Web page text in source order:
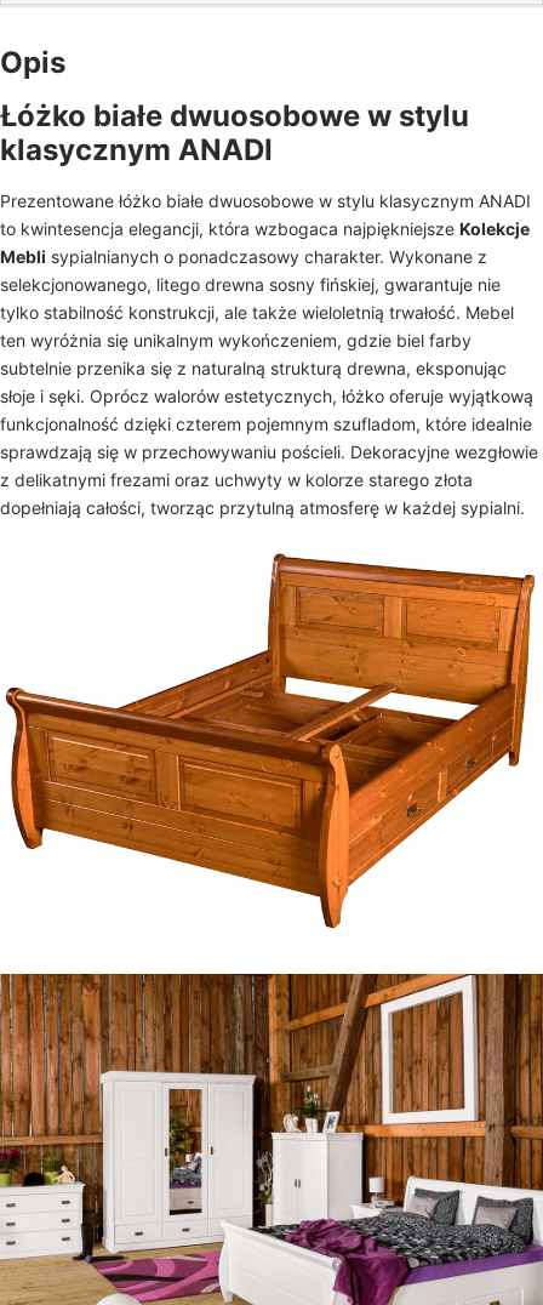
Opis
Łóżko białe dwuosobowe w stylu
klasycznym ANADI
Prezentowane łóżko białe dwuosobowe w stylu klasycznym ANADI
to kwintesencja elegancji, która wzbogaca najpiękniejsze Kolekcje
Mebli sypialnianych o ponadczasowy charakter. Wykonane z
selekcjonowanego, litego drewna sosny fińskiej, gwarantuje nie
tylko stabilność konstrukcji, ale także wieloletnią trwałość. Mebel
ten wyróżnia się unikalnym wykończeniem, gdzie biel farby
subtelnie przenika się z naturalną strukturą drewna, eksponując
słoje i sęki. Oprócz walorów estetycznych, łóżko oferuje wyjątkową
funkcjonalność dzięki czterem pojemnym szufladom, które idealnie
sprawdzają się w przechowywaniu pościeli. Dekoracyjne wezgłowie
z delikatnymi frezami oraz uchwyty w kolorze starego złota
dopełniają całości, tworząc przytulną atmosferę w każdej sypialni.